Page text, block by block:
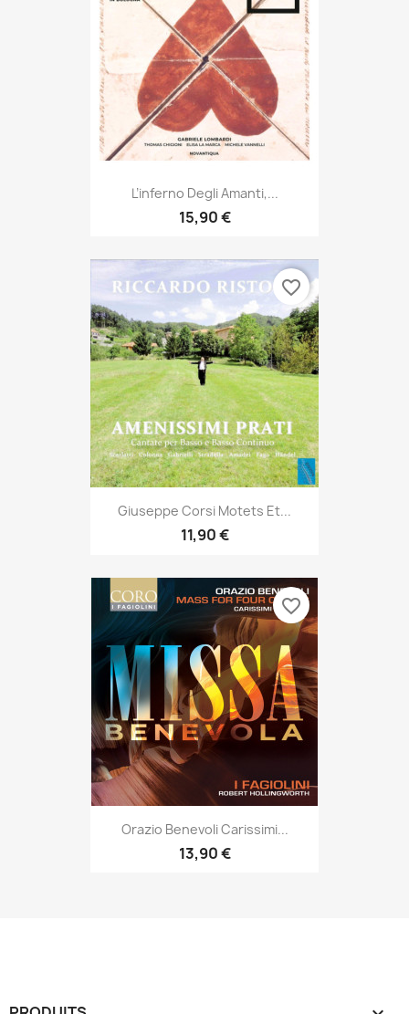
L’inferno Degli Amanti,...
15,90 €
Giuseppe Corsi Motets Et...
11,90 €
favorite_border
Orazio Benevoli Carissimi...
13,90 €
favorite_border